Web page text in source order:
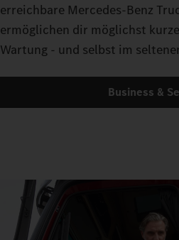
erreichbare Mercedes-Benz
ermöglichen dir möglichst
Wartung - und selbst im
Business &